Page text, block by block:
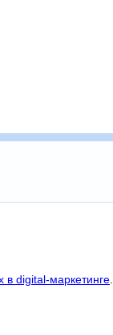
digital-маркетинге